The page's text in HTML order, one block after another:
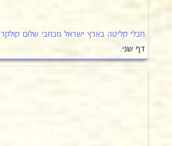
חבלי קליטה בארץ ישראל מכתבי שלום קולקר 2א
דף שני.